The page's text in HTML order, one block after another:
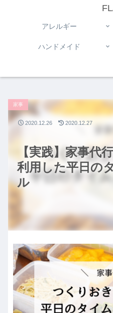
アレルギー
ハンドメイド
【実践】家事代
利用した平日の
ル
家事
2020.12.26 2020.12.27